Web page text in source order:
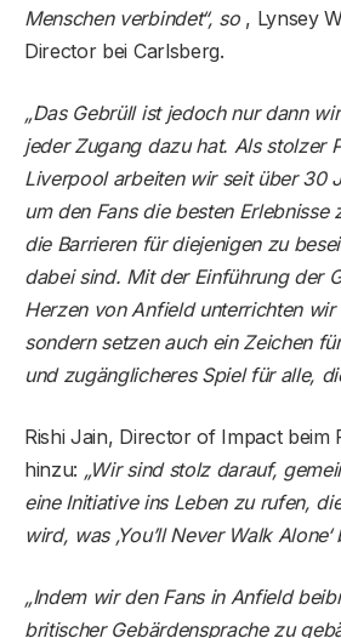
Menschen verbindet“, so , Lynsey
Director bei Carlsberg.
„Das Gebrüll ist jedoch nur dann
jeder Zugang dazu hat. Als stolzer
Liverpool arbeiten wir seit über 30
um den Fans die besten Erlebnisse
die Barrieren für diejenigen zu
dabei sind. Mit der Einführung der
Herzen von Anfield unterrichten
sondern setzen auch ein Zeichen
und zugänglicheres Spiel für alle,
Rishi Jain, Director of Impact beim
hinzu: „Wir sind stolz darauf,
eine Initiative ins Leben zu rufen,
wird, was ‚You’ll Never Walk Alone‘
„Indem wir den Fans in Anfield
britischer Gebärdensprache zu